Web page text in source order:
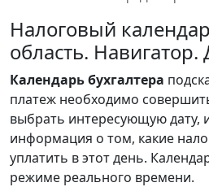
Налоговый
область.
Календарьбухгалтера
платеж необходимо
выбрать интересующую дату,
информация о том, какие
уплатить в этот день.
режиме реального времени.